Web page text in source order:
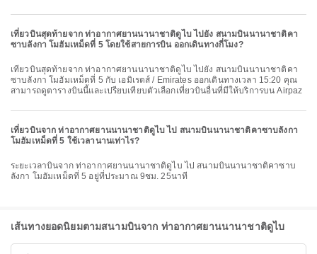
เที่ยวบินสุดท้ายจาก ท่าอากาศยานนานาชาติดูไบ ไปยัง สนามบินนานาชาติคา
ซาบลังกา โมฮัมเหม็ดที่ 5 โดยใช้สายการบิน ออกเดินทางกี่โมง?
เที่ยวบินสุดท้ายจาก ท่าอากาศยานนานาชาติดูไบ ไปยัง สนามบินนานาชาติคา
ซาบลังกา โมฮัมเหม็ดที่ 5 กับ เอมิเรตส์ / Emirates ออกเดินทางเวลา 15:20 คุณ
สามารถดูตารางบินนี้และเปรียบเทียบตัวเลือกเที่ยวบินอื่นที่มีให้บริการบน Airpaz
เที่ยวบินจาก ท่าอากาศยานนานาชาติดูไบ ไป สนามบินนานาชาติคาซาบลังกา
โมฮัมเหม็ดที่ 5 ใช้เวลานานเท่าไร?
ระยะเวลาบินจาก ท่าอากาศยานนานาชาติดูไบ ไป สนามบินนานาชาติคาซาบ
ลังกา โมฮัมเหม็ดที่ 5 อยู่ที่ประมาณ 9ชม. 25นาที
เส้นทางยอดนิยมตามสนามบินจาก ท่าอากาศยานนานาชาติดูไบ